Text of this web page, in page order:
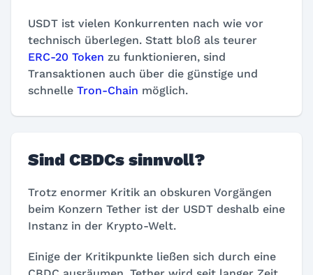
USDT ist vielen Konkurrenten nach wie vor
technisch überlegen. Statt bloß als teurer
ERC-20 Token zu funktionieren, sind
Transaktionen auch über die günstige und
schnelle Tron-Chain möglich.
Sind CBDCs sinnvoll?
Trotz enormer Kritik an obskuren Vorgängen
beim Konzern Tether ist der USDT deshalb eine
Instanz in der Krypto-Welt.
Einige der Kritikpunkte ließen sich durch eine